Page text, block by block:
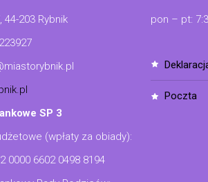
44-203 Rybnik
SP 3
(wpłaty za obiady):
0000 6602 0498 8194
pon – pt:
poczta